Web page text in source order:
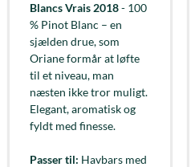
Blancs Vrais 2018- 100
% Pinot Blanc – en
sjælden drue, som
Oriane formår at løfte
til et niveau, man
næsten ikke tror muligt.
Elegant, aromatisk og
fyldt med finesse.
Passer til: Havbars med